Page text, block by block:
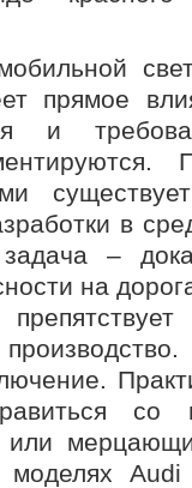
прямое
и
в
–
на
или
моделях